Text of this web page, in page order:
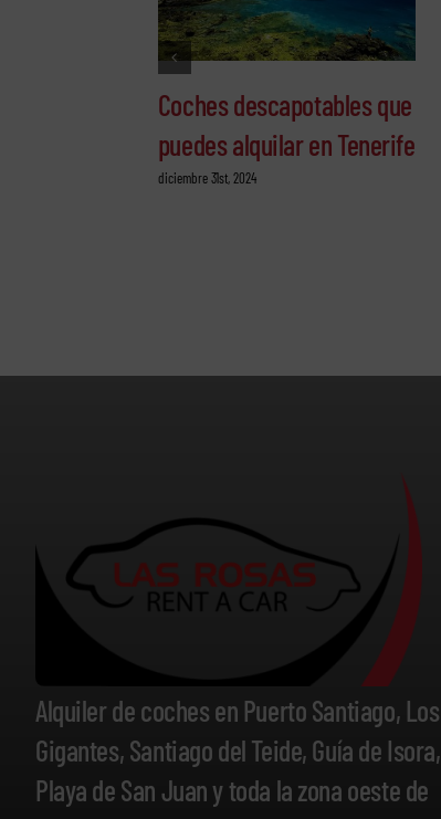
Coches descapotables que
puedes alquilar en Tenerife
diciembre 31st, 2024
Alquiler de coches en Puerto Santiago, Los
Gigantes, Santiago del Teide, Guía de Isora,
Playa de San Juan y toda la zona oeste de